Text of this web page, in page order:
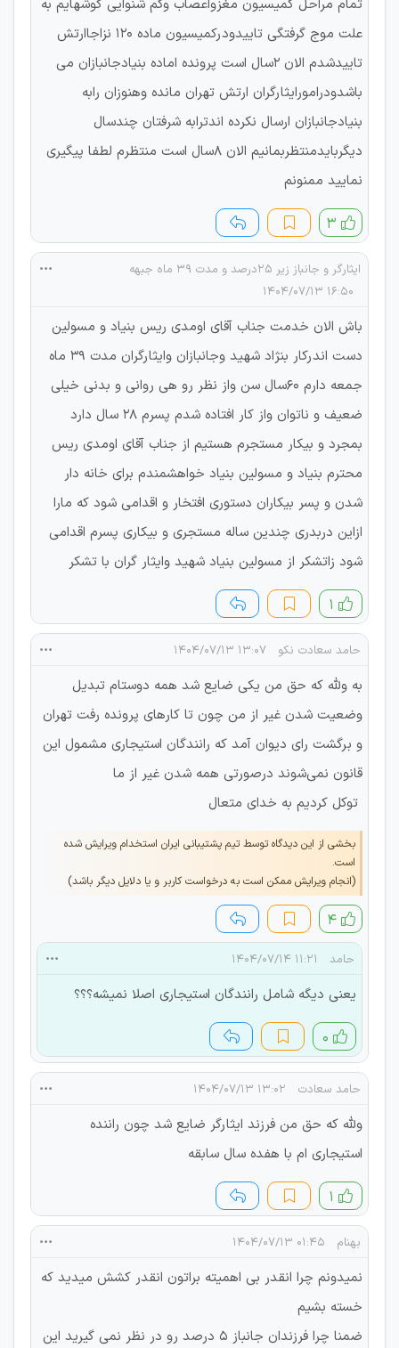
تمام مراحل کمیسیون مغزواعصاب وکم شنوایی گوشهایم به
علت موج گرفتگی تاییدودرکمیسیون ماده ۱۲۰ نزاجاارتش
تاییدشدم الان ۲سال است پرونده اماده بنیادجانبازان می
باشدودرامورایثارگران ارتش تهران مانده وهنوزان رابه
بنیادجانبازان ارسال نکرده اندترابه شرفتان چندسال
دیگربایدمنتظربمانیم الان ۸سال است منتظرم لطفا پیگیری
نمایید ممنونم
۳
ایثارگر و جانباز زیر ۲۵درصد و مدت ۳۹ ماه جبهه
۱۶:۵۰ ۱۴۰۴/۰۷/۱۳
باش الان خدمت جناب آقای اومدی ریس بنیاد و مسولین
دست اندرکار بنژاد شهید وجانبازان وایثارگران مدت ۳۹ ماه
جمعه دارم ۶۰سال سن واز نظر رو هی روانی و بدنی خیلی
ضعیف و ناتوان واز کار افتاده شدم پسرم ۲۸ سال دارد
بمجرد و بیکار مستجرم هستیم از جناب آقای اومدی ریس
محترم بنیاد و مسولین بنیاد خواهشمندم برای خانه دار
شدن و پسر بیکاران دستوری افتخار و اقدامی شود که مارا
ازاین دربدری چندین ساله مستجری و بیکاری پسرم اقدامی
شود زاتشکر از مسولین بنیاد شهید وایثار گران با تشکر
۱
حامد سعادت نکو ۱۳:۰۷ ۱۴۰۴/۰۷/۱۳
به ولله که حق من یکی ضایع شد همه دوستام تبدیل
وضعیت شدن غیر از من چون تا کارهای پرونده رفت تهران
و برگشت رای دیوان آمد که رانندگان استیجاری مشمول این
قانون نمی‌شوند درصورتی همه شدن غیر از ما
توکل کردیم به خدای متعال
بخشی از این دیدگاه توسط تیم پشتیبانی ایران استخدام ویرایش شده
است.
(انجام ویرایش ممکن است به درخواست کاربر و یا دلایل دیگر باشد)
۴
حامد ۱۱:۲۱ ۱۴۰۴/۰۷/۱۴
یعنی دیگه شامل رانندگان استیجاری اصلا نمیشه؟؟؟
۰
حامد سعادت ۱۳:۰۲ ۱۴۰۴/۰۷/۱۳
ولله که حق من فرزند ایثارگر ضایع شد چون راننده
استیجاری ام با هفده سال سابقه
۱
بهنام ۰۱:۴۵ ۱۴۰۴/۰۷/۱۳
نمیدونم چرا انقدر بی اهمیته براتون انقدر کشش میدید که
خسته بشیم
ضمنا چرا فرزندان جانباز ۵ درصد رو در نظر نمی گیرید این